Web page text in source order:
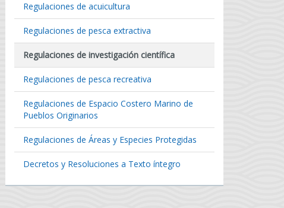
Regulaciones de acuicultura
Regulaciones de pesca extractiva
Regulaciones de investigación científica
Regulaciones de pesca recreativa
Regulaciones de Espacio Costero Marino de
Pueblos Originarios
Regulaciones de Áreas y Especies Protegidas
Decretos y Resoluciones a Texto íntegro